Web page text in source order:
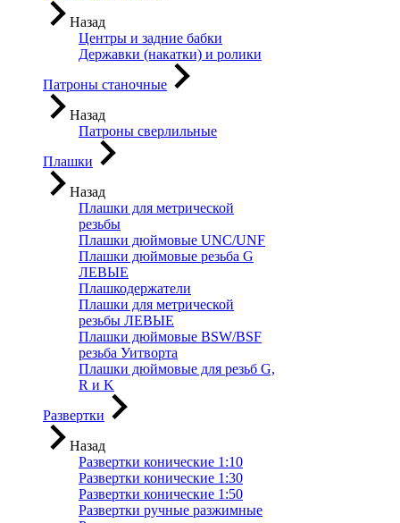
Назад
Центры и задние бабки
Державки (накатки) и ролики
Патроны станочные
Назад
Патроны сверлильные
Плашки
Назад
Плашки для метрической
резьбы
Плашки дюймовые UNC/UNF
Плашки дюймовые резьба G
ЛЕВЫЕ
Плашкодержатели
Плашки для метрической
резьбы ЛЕВЫЕ
Плашки дюймовые BSW/BSF
резьба Уитворта
Плашки дюймовые для резьб G,
R и K
Развертки
Назад
Развертки конические 1:10
Развертки конические 1:30
Развертки конические 1:50
Развертки ручные разжимные